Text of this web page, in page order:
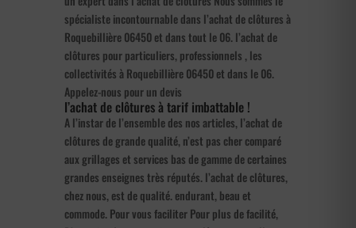
spécialiste incontournable dans l’achat de clôtures à
Roquebillière 06450 et dans tout le 06. l’achat de
clôtures pour particuliers, professionnels , les
collectivités à Roquebillière 06450 et dans le 06.
Appelez-nous pour un devis
l’achat de clôtures à tarif imbattable !
A l’instar de l’ensemble des nos articles, l’achat de
clôtures de grande qualité, n’est pas cher comparé
aux grillages et services bas de gamme de certaines
grandes enseignes très réputés. l’achat de clôtures,
chez nous, est de qualité. endurant, beau et
commode. Pour vous faciliter Pour plus de facilité,